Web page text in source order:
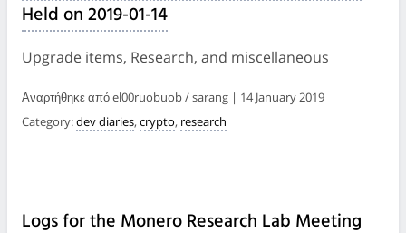
Held on 2019-01-14
Upgrade items, Research, and miscellaneous
Αναρτήθηκε από el00ruobuob / sarang | 14 January 2019
Category:dev diaries, crypto, research
Logs for the Monero Research Lab Meeting